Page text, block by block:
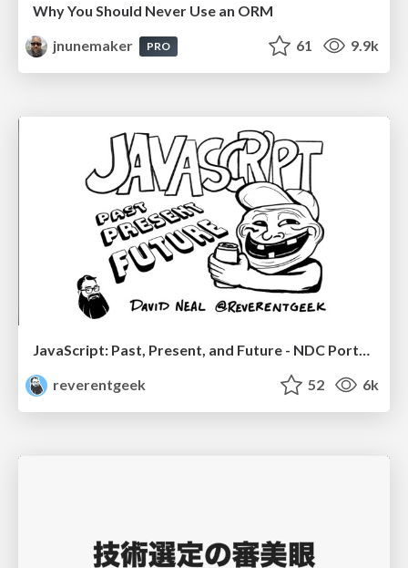
Why You Should Never Use an ORM
jnunemaker
PRO 61 9.9k
JavaScript: Past, Present, and Future - NDC Porto 2020
reverentgeek
52 6k